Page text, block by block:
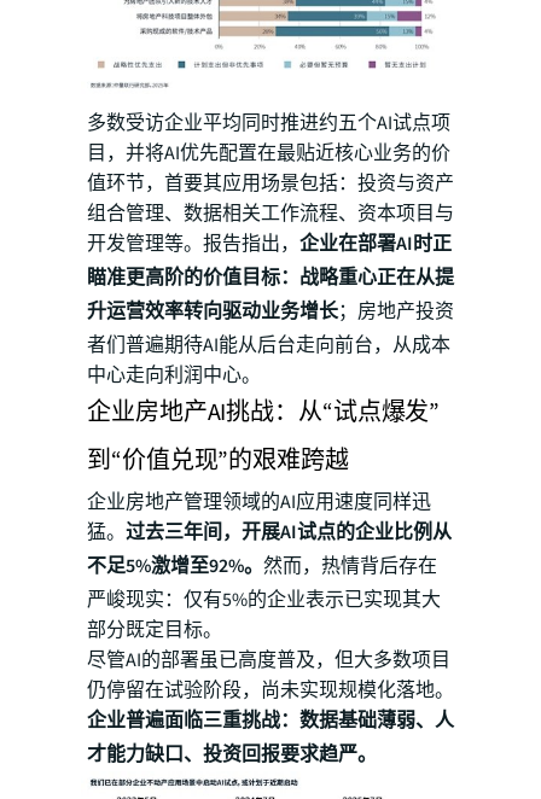
多数受访企业平均同时推进约五个AI试点项
目，并将AI优先配置在最贴近核心业务的价
值环节，首要其应用场景包括：投资与资产
组合管理、数据相关工作流程、资本项目与
开发管理等。报告指出， 企业在部署AI时正
瞄准更高阶的价值目标：战略重心正在从提
升运营效率转向驱动业务增长；房地产投资
者们普遍期待AI能从后台走向前台，从成本
中心走向利润中心。
企业房地产AI挑战：从“试点爆发”
到“价值兑现”的艰难跨越
企业房地产管理领域的AI应用速度同样迅
猛。 过去三年间，开展AI试点的企业比例从
不足5%激增至92%。 然而，热情背后存在
严峻现实：仅有5%的企业表示已实现其大
部分既定目标。
尽管AI的部署虽已高度普及，但大多数项目
仍停留在试验阶段，尚未实现规模化落地。
企业普遍面临三重挑战：数据基础薄弱、人
才能力缺口、投资回报要求趋严。